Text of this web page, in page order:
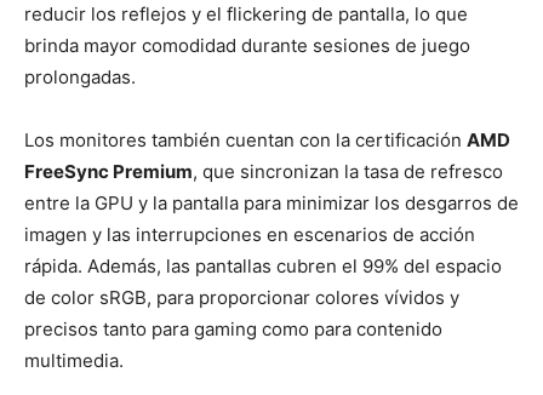
reducir los reflejos y el flickering de pantalla, lo que
brinda mayor comodidad durante sesiones de juego
prolongadas.
Los monitores también cuentan con la certificación AMD
FreeSync Premium, que sincronizan la tasa de refresco
entre la GPU y la pantalla para minimizar los desgarros de
imagen y las interrupciones en escenarios de acción
rápida. Además, las pantallas cubren el 99% del espacio
de color sRGB, para proporcionar colores vívidos y
precisos tanto para gaming como para contenido
multimedia.